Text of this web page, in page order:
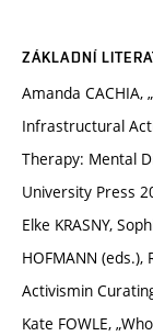
ZÁKLADNÍ
Amanda CACHIA,
Infrastructural
Therapy: Mental
University Press
Elke KRASNY,
HOFMANN
Activismin
Kate FOWLE,